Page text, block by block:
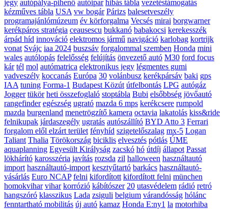
jegy autópálya-pihenő autóipar hibás tábla vezetéstámogatás
kézműves tábla USA vw bogár Párizs balesetveszély
programajánlómúzeum év körforgalma Vecsés mirai borgwarner
kerékpáros stratégia ceausescu bukkanó babakocsi kerekesszék
árpád híd innováció elektromos jármű navigáció karlobag kortrijk
vonat Svájc iaa 2024 buszsáv forgalommal szemben Honda mini
wales autólopás felelősség felújítás önvezető autó M30 ford focus
kár tél mol autómatrica elektronikus jegy légmentes gumi
vadveszély koccanás Európa 30 volánbusz kerékpársáv baki gps
IAA tuning Forma-1 Budapest Közút útfelbontás LPG autógáz
Jogger tükör heti összefoglaló stoptábla Bubi elsőbbség jövőautó
rangefinder egészség ugrató mazda 6 mps kerékcsere rumpold
mazda burgenland menetrögzítő kamera octavia lakatolás kiss&ride
felnikupak járdaszegély ugratás autószállító BYD Atto 3 Ferrari
forgalom elől elzárt terület fényhíd szigetelőszalag mx-5 Logan
Taliant Thalia Törökország biciklis elvesztés pótlás ÚME
aquaplanning Egyesült Királyság zacskó hó útdíj állapot Passat
lökhárító karosszéria javítás rozsda zil halloween használtautó
import használtautó-import kesztyűtartó barkács használtautó-
vásárlás Euro NCAP felni kifordított kifordított felni münchen
homokvihar vihar korrózió kábítószer 20 utasvédelem rádió retró
hangszóró klasszikus Lada zsiguli belgium várandósság hólánc
fenntartható mobilitás új autó kamaz Honda E:ny1 la motorhiba